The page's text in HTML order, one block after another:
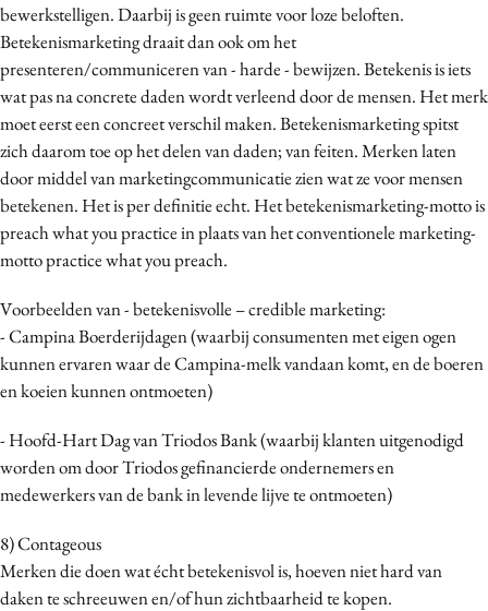
bewerkstelligen. Daarbij is geen ruimte voor loze beloften.
Betekenismarketing draait dan ook om het
presenteren/communiceren van - harde - bewijzen. Betekenis is iets
wat pas na concrete daden wordt verleend door de mensen. Het merk
moet eerst een concreet verschil maken. Betekenismarketing spitst
zich daarom toe op het delen van daden; van feiten. Merken laten
door middel van marketingcommunicatie zien wat ze voor mensen
betekenen. Het is per definitie echt. Het betekenismarketing-motto is
preach what you practice in plaats van het conventionele marketing-
motto practice what you preach.
Voorbeelden van - betekenisvolle – credible marketing:
- Campina Boerderijdagen (waarbij consumenten met eigen ogen
kunnen ervaren waar de Campina-melk vandaan komt, en de boeren
en koeien kunnen ontmoeten)
- Hoofd-Hart Dag van Triodos Bank (waarbij klanten uitgenodigd
worden om door Triodos gefinancierde ondernemers en
medewerkers van de bank in levende lijve te ontmoeten)
8) Contageous
Merken die doen wat écht betekenisvol is, hoeven niet hard van
daken te schreeuwen en/of hun zichtbaarheid te kopen.